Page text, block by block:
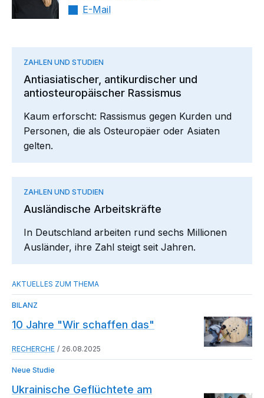
E-Mail
ZAHLEN UND STUDIEN
Antiasiatischer, antikurdischer und
antiosteuropäischer Rassismus
Kaum erforscht: Rassismus gegen Kurden und
Personen, die als Osteuropäer oder Asiaten
gelten.
ZAHLEN UND STUDIEN
Ausländische Arbeitskräfte
In Deutschland arbeiten rund sechs Millionen
Ausländer, ihre Zahl steigt seit Jahren.
BILANZ
10 Jahre "Wir schaffen das"
RECHERCHE 26.08.2025
Neue Studie
Ukrainische Geflüchtete am